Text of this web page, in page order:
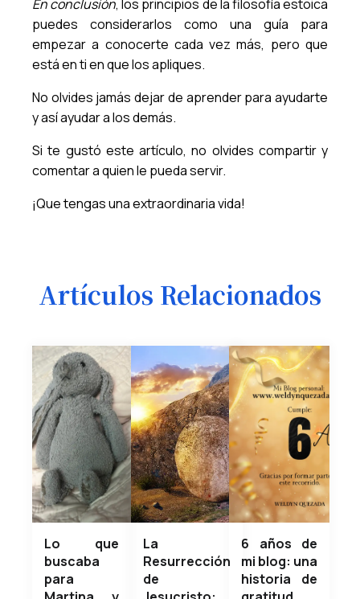
En conclusión, los principios de la filosofía estoica
puedes considerarlos como una guía para
empezar a conocerte cada vez más, pero que
está en ti en que los apliques.
No olvides jamás dejar de aprender para ayudarte
y así ayudar a los demás.
Si te gustó este artículo, no olvides compartir y
comentar a quien le pueda servir.
¡Que tengas una extraordinaria vida!
Artículos Relacionados
Lo que
buscaba
para
La
Resurrección
de
6 años de
mi blog: una
historia de